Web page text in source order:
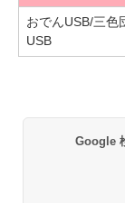
おでんUSB/三色
USB
Google